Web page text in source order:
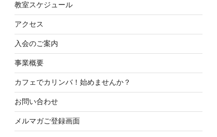
教室スケジュール
アクセス
入会のご案内
事業概要
カフェでカリンバ！始めませんか？
お問い合わせ
メルマガご登録画面